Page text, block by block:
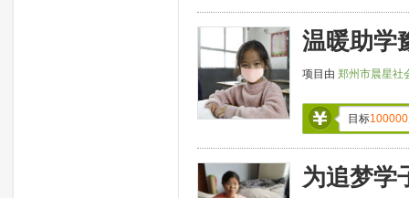
温暖助学
项目由 郑州市晨星社
目标100000
为追梦学